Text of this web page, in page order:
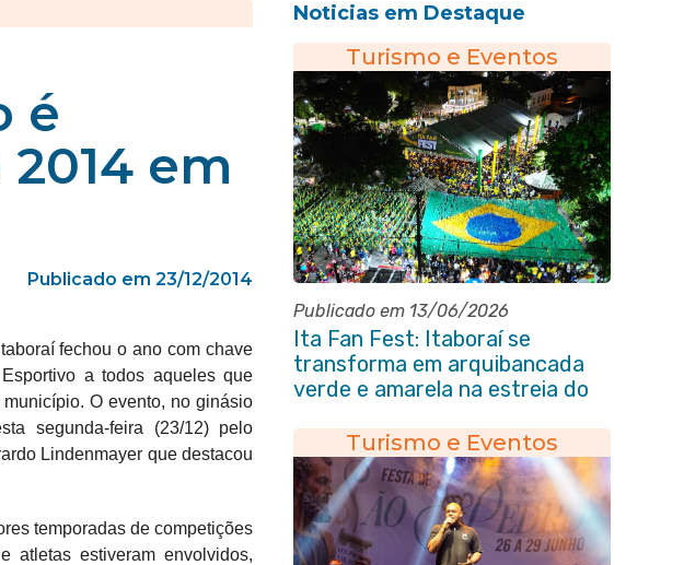
é
em
Publicado em 23/12/2014
fechou o ano com chave
a todos aqueles que
O evento, no ginásio
segunda-feira (23/12) pelo
Lindenmayer que destacou
temporadas de competições
atletas estiveram envolvidos,
Noticias em Destaque
Turismo e Eventos
Publicado em 13/06/2026
Ita Fan Fest: Itaboraí se
transforma em arquibancada
verde e amarela na estreia do
Turismo e Eventos